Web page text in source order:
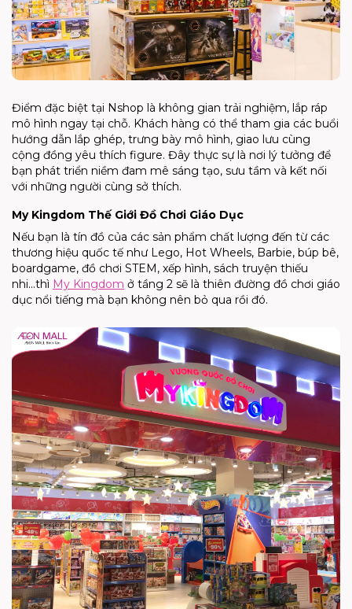
Điểm đặc biệt tại Nshop là không gian trải nghiệm, lắp ráp
mô hình ngay tại chỗ. Khách hàng có thể tham gia các buổi
hướng dẫn lắp ghép, trưng bày mô hình, giao lưu cùng
cộng đồng yêu thích figure. Đây thực sự là nơi lý tưởng để
bạn phát triển niềm đam mê sáng tạo, sưu tầm và kết nối
với những người cùng sở thích.
My Kingdom Thế Giới Đồ Chơi Giáo Dục
Nếu bạn là tín đồ của các sản phẩm chất lượng đến từ các
thương hiệu quốc tế như Lego, Hot Wheels, Barbie, búp bê,
boardgame, đồ chơi STEM, xếp hình, sách truyện thiếu
nhi...thì My Kingdom ở tầng 2 sẽ là thiên đường đồ chơi giáo
dục nổi tiếng mà bạn không nên bỏ qua rồi đó.